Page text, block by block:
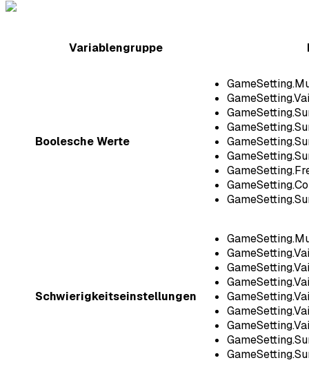
Variablengruppe
Boolesche Werte
Schwierigkeitseinstellungen